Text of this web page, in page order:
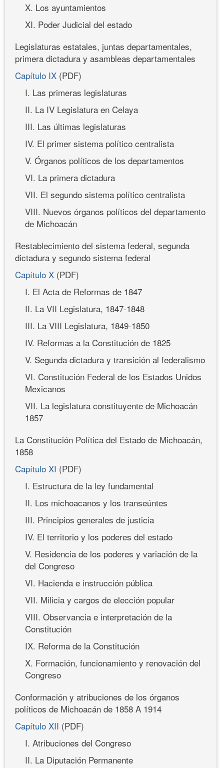
X. Los ayuntamientos
XI. Poder Judicial del estado
Legislaturas estatales, juntas departamentales,
primera dictadura y asambleas departamentales
Capítulo IX (PDF)
I. Las primeras legislaturas
II. La IV Legislatura en Celaya
III. Las últimas legislaturas
IV. El primer sistema político centralista
V. Órganos políticos de los departamentos
VI. La primera dictadura
VII. El segundo sistema político centralista
VIII. Nuevos órganos políticos del departamento
de Michoacán
Restablecimiento del sistema federal, segunda
dictadura y segundo sistema federal
Capítulo X (PDF)
I. El Acta de Reformas de 1847
II. La VII Legislatura, 1847-1848
III. La VIII Legislatura, 1849-1850
IV. Reformas a la Constitución de 1825
V. Segunda dictadura y transición al federalismo
VI. Constitución Federal de los Estados Unidos
Mexicanos
VII. La legislatura constituyente de Michoacán
1857
La Constitución Política del Estado de Michoacán,
1858
Capítulo XI (PDF)
I. Estructura de la ley fundamental
II. Los michoacanos y los transeúntes
III. Principios generales de justicia
IV. El territorio y los poderes del estado
V. Residencia de los poderes y variación de la
del Congreso
VI. Hacienda e instrucción pública
VII. Milicia y cargos de elección popular
VIII. Observancia e interpretación de la
Constitución
IX. Reforma de la Constitución
X. Formación, funcionamiento y renovación del
Congreso
Conformación y atribuciones de los órganos
políticos de Michoacán de 1858 A 1914
Capítulo XII (PDF)
I. Atribuciones del Congreso
II. La Diputación Permanente